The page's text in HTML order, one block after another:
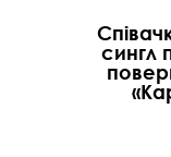
сингл